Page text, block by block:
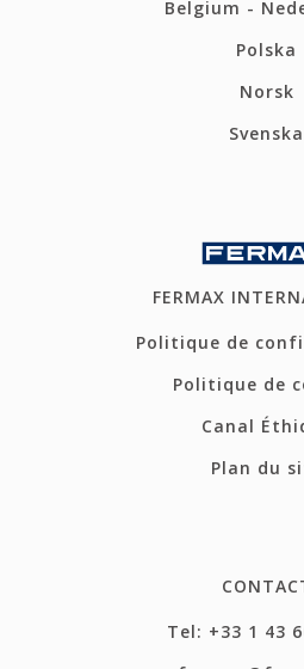
Belgium -
Polska
Norsk
Svenska
FERMAX
Politique de
Politique de
Canal
Plan du
Tel: +33 1 43